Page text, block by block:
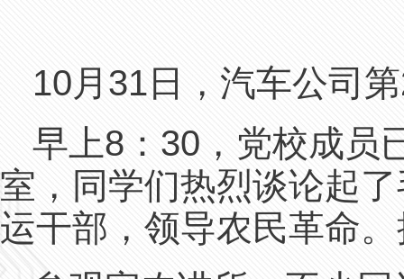
10月31日，汽车公司
早上8：30，党校成员
室，同学们热烈谈论起
运干部，领导农民革命